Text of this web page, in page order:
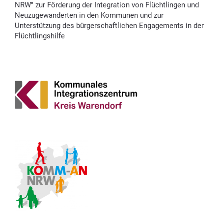
NRW" zur Förderung der Integration von Flüchtlingen und
Neuzugewanderten in den Kommunen und zur
Unterstützung des bürgerschaftlichen Engagements in der
Flüchtlingshilfe